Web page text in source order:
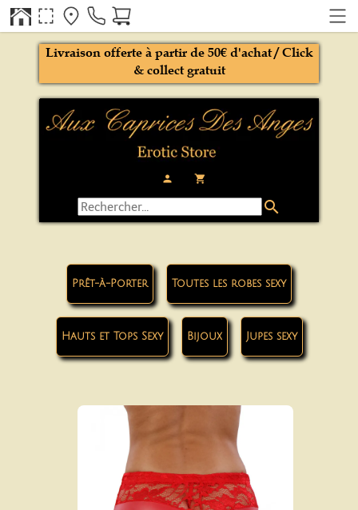
person local_grocery_store
Livraison offerte à partir de 50€ d'achat / Click
& collect gratuit
search
Prêt-à-Porter Toutes les robes sexy
Hauts et Tops Sexy Bijoux Jupes sexy